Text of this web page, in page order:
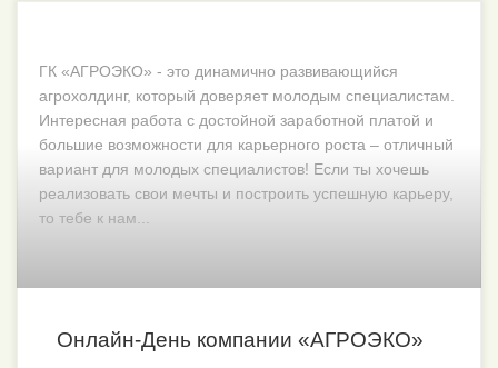
ГК «АГРОЭКО» - это динамично развивающийся
агрохолдинг, который доверяет молодым специалистам.
Интересная работа с достойной заработной платой и
большие возможности для карьерного роста – отличный
вариант для молодых специалистов! Если ты хочешь
реализовать свои мечты и построить успешную карьеру,
то тебе к нам...
Онлайн-День компании «АГРОЭКО»